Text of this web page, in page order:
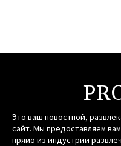
Это ваш новостной,
сайт. Мы предоставляем
прямо из индустрии